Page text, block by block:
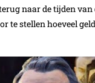
naar de tijden van
te stellen hoeveel